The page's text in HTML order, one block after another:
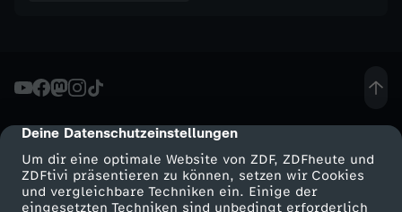
cmp-dialog-description
Deine Datenschutzeinstellungen
Um dir eine optimale Website von ZDF, ZDFheute und
ZDFtivi präsentieren zu können, setzen wir Cookies
und vergleichbare Techniken ein. Einige der
eingesetzten Techniken sind unbedingt erforderlich
F
e
u